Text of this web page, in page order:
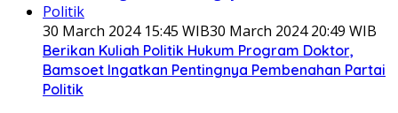
30 March 2024 15:45 WIB30 March 2024 20:49 WIB
Berikan Kuliah Politik Hukum Program Doktor,
Bamsoet Ingatkan Pentingnya Pembenahan Partai
Politik